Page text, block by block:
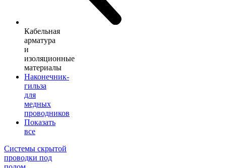
Кабельная
арматура
и
изоляционные
материалы
Наконечник-
гильза
для
медных
проводников
Показать
все
Системы скрытой
проводки под